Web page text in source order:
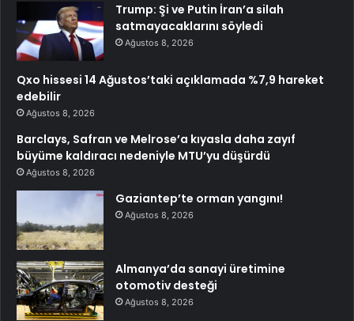
Trump: Şi ve Putin İran’a silah
satmayacaklarını söyledi
Ağustos 8, 2026
Qxo hissesi 14 Ağustos’taki açıklamada %7,9 hareket
edebilir
Ağustos 8, 2026
Barclays, Safran ve Melrose’a kıyasla daha zayıf
büyüme kaldıracı nedeniyle MTU’yu düşürdü
Ağustos 8, 2026
Gaziantep’te orman yangını!
Ağustos 8, 2026
Almanya’da sanayi üretimine
otomotiv desteği
Ağustos 8, 2026